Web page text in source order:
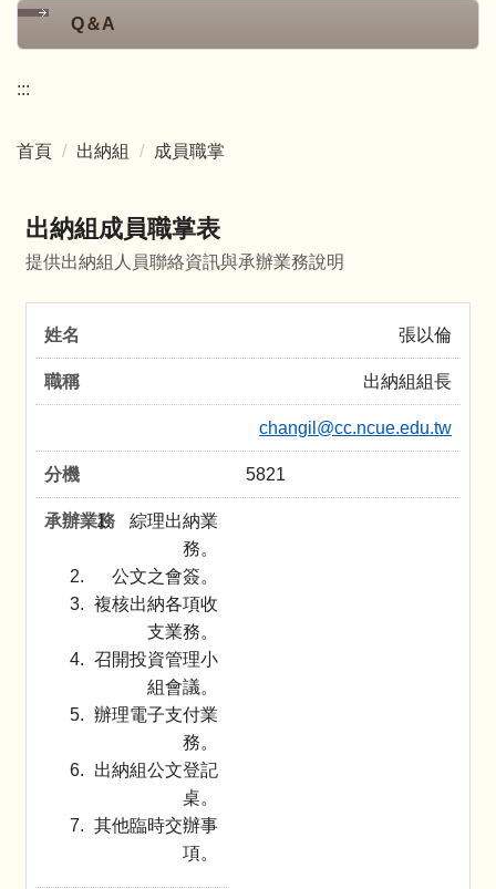
Q＆A
:::
首頁 出納組 成員職掌
出納組成員職掌表
提供出納組人員聯絡資訊與承辦業務說明
張以倫
出納組組長
changil@cc.ncue.edu.tw
5821
綜理出納業
務。
公文之會簽。
複核出納各項收
支業務。
召開投資管理小
組會議。
辦理電子支付業
務。
出納組公文登記
桌。
其他臨時交辦事
項。